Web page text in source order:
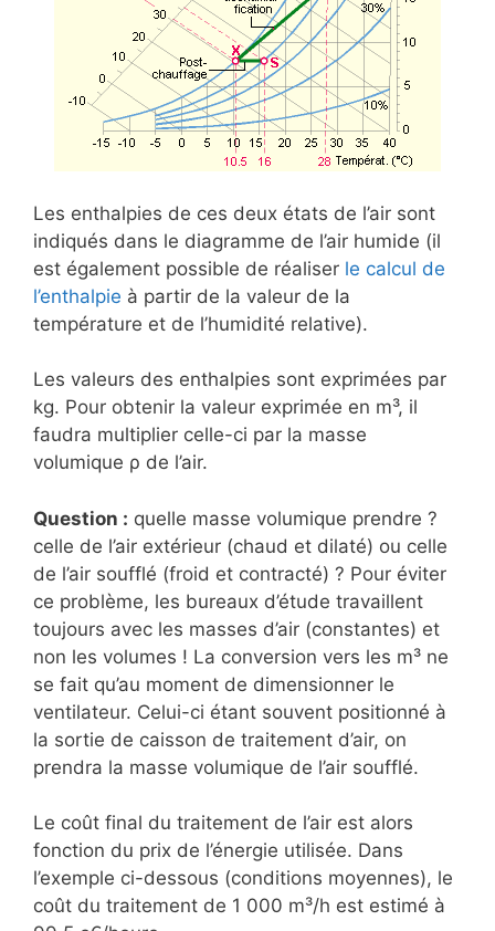
Les enthalpies de ces deux états de l’air sont
indiqués dans le diagramme de l’air humide (il
est également possible de réaliser le calcul de
l’enthalpie à partir de la valeur de la
température et de l’humidité relative).
Les valeurs des enthalpies sont exprimées par
kg. Pour obtenir la valeur exprimée en m³, il
faudra multiplier celle-ci par la masse
volumique ρ de l’air.
Question : quelle masse volumique prendre ?
celle de l’air extérieur (chaud et dilaté) ou celle
de l’air soufflé (froid et contracté) ? Pour éviter
ce problème, les bureaux d’étude travaillent
toujours avec les masses d’air (constantes) et
non les volumes ! La conversion vers les m³ ne
se fait qu’au moment de dimensionner le
ventilateur. Celui-ci étant souvent positionné à
la sortie de caisson de traitement d’air, on
prendra la masse volumique de l’air soufflé.
Le coût final du traitement de l’air est alors
fonction du prix de l’énergie utilisée. Dans
l’exemple ci-dessous (conditions moyennes), le
coût du traitement de 1 000 m³/h est estimé à